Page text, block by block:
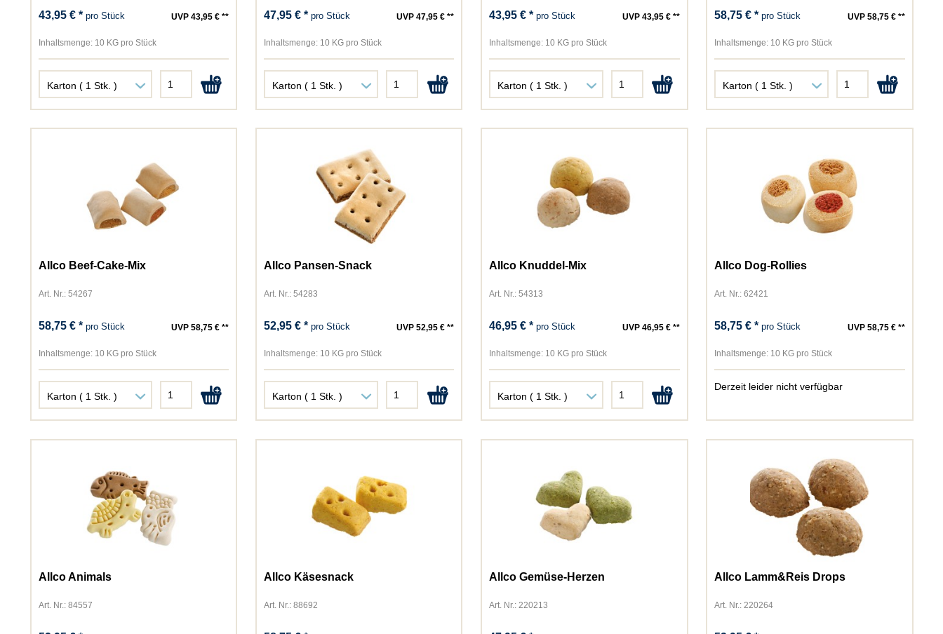
Cats Best
Catsan
Cesar
Chewies
Chipsi
Country's Best
Daya
Dogs'n Tiger
Dokas
Dr. Clauder
Dreamies
Elles
Golden Choice
Gourmet
Green Petfood
Happy Dog
Hugro
James Wellbeloved
JosiDog
JR Farm
Kattovit
Kitekat
43,95 € * pro Stück UVP 43,95 € **
Inhaltsmenge:10 KG pro Stück
47,95 € * pro Stück UVP 47,95 € **
Inhaltsmenge:10 KG pro Stück
43,95 € *pro Stück UVP 43,95 € **
Inhaltsmenge: 10 KG pro Stück
58,75 € *pro Stück UVP 58,75 € **
Inhaltsmenge: 10 KG pro Stück
Allco Beef-Cake-Mix
Art. Nr.: 54267
58,75 € * pro Stück UVP 58,75 € **
Inhaltsmenge:10 KG pro Stück
Allco Pansen-Snack
Art. Nr.: 54283
52,95 € * pro Stück UVP 52,95 € **
Inhaltsmenge:10 KG pro Stück
Allco Knuddel-Mix
Art. Nr.: 54313
46,95 € *pro Stück UVP 46,95 € **
Inhaltsmenge: 10 KG pro Stück
Allco Dog-Rollies
Art. Nr.: 62421
58,75 € *pro Stück UVP 58,75 € **
Inhaltsmenge: 10 KG pro Stück
Derzeit leider nicht verfügbar
Allco Animals
Art. Nr.: 84557
Allco Käsesnack
Art. Nr.: 88692
Allco Gemüse-Herzen
Art. Nr.: 220213
Allco Lamm&Reis Drops
Art. Nr.: 220264